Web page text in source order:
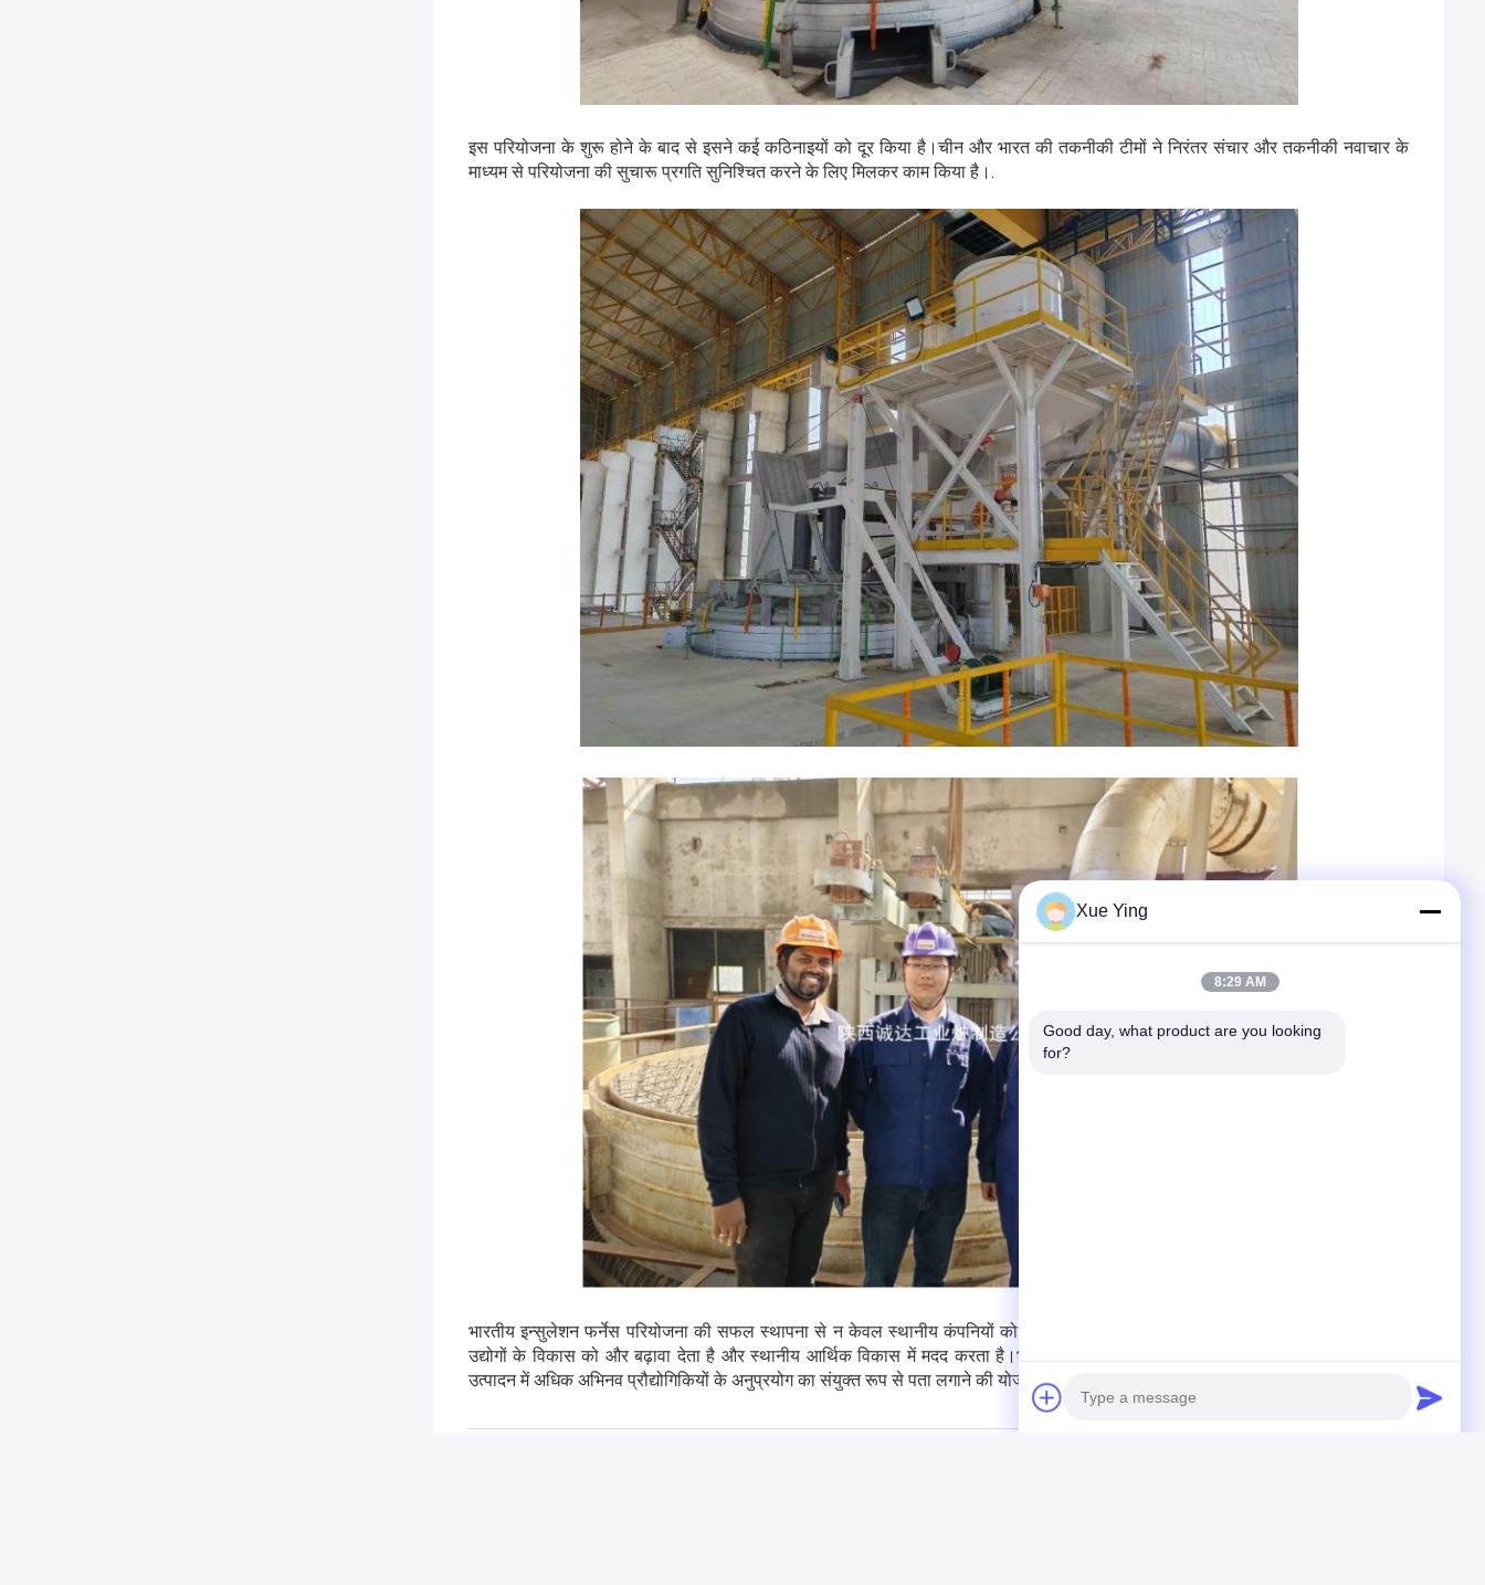
इस परियोजना के शुरू होने के बाद से इसने कई कठिनाइयों को दूर किया है।चीन और भारत की तकनीकी टीमों ने निरंतर संचार और तकनीकी नवाचार के
माध्यम से परियोजना की सुचारू प्रगति सुनिश्चित करने के लिए मिलकर काम किया है।.
भारतीय इन्सुलेशन फर्नेस परियोजना की सफल स्थापना से न केवल स्थानीय कंपनियों को अधिक उन्नत उत्पादन उपकरण मिलेंगे,साथ ही भारत में संबंधित
उद्योगों के विकास को और बढ़ावा देता है और स्थानीय आर्थिक विकास में मदद करता है।भविष्य में दोनों पक्ष अधिक क्षेत्रों में सहयोग करने और औद्योगिक
उत्पादन में अधिक अभिनव प्रौद्योगिकियों के अनुप्रयोग का संयुक्त रूप से पता लगाने की योजना बना रहे हैं।
Xue Ying
8:29 AM
Good day, what product are you looking
for?